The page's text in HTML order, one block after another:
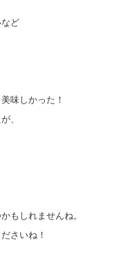
ど
味しかった！
、
もしれませんね。
さいね！